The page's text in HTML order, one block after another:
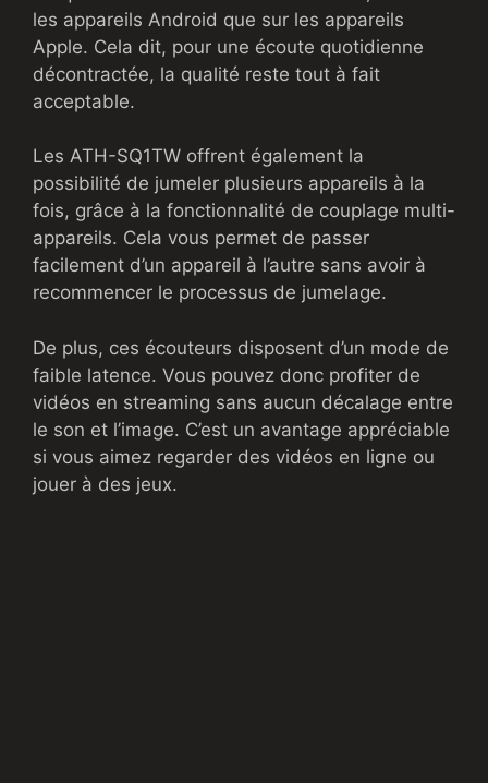
les appareils Android que sur les appareils
Apple. Cela dit, pour une écoute quotidienne
décontractée, la qualité reste tout à fait
acceptable.
Les ATH-SQ1TW offrent également la
possibilité de jumeler plusieurs appareils à la
fois, grâce à la fonctionnalité de couplage multi-
appareils. Cela vous permet de passer
facilement d’un appareil à l’autre sans avoir à
recommencer le processus de jumelage.
De plus, ces écouteurs disposent d’un mode de
faible latence. Vous pouvez donc profiter de
vidéos en streaming sans aucun décalage entre
le son et l’image. C’est un avantage appréciable
si vous aimez regarder des vidéos en ligne ou
jouer à des jeux.